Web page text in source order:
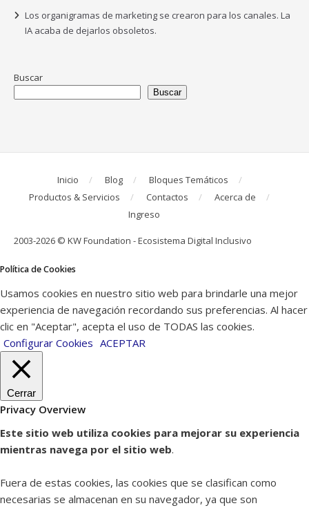
Los organigramas de marketing se crearon para los canales. La
IA acaba de dejarlos obsoletos.
Buscar
Buscar
Inicio Blog
Bloques Temáticos
Productos & Servicios
Contactos
Acerca de
Ingreso
2003-2026 © KW Foundation - Ecosistema Digital Inclusivo
Política de Cookies
Usamos cookies en nuestro sitio web para brindarle una mejor
experiencia de navegación recordando sus preferencias. Al hacer
clic en "Aceptar", acepta el uso de TODAS las cookies.
Configurar Cookies ACEPTAR
Cerrar
Privacy Overview
Este sitio web utiliza cookies para mejorar su experiencia
mientras navega por el sitio web.
Fuera de estas cookies, las cookies que se clasifican como
necesarias se almacenan en su navegador, ya que son